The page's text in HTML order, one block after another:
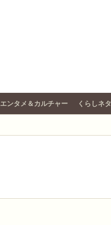
エンタメ＆カルチャー くらしネタ